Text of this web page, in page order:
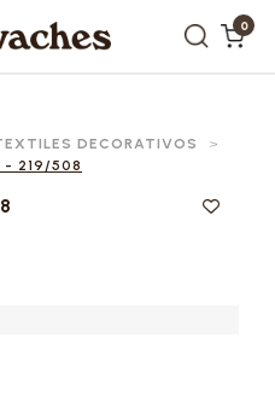
0
DECORATIVOS
>
- 219/508